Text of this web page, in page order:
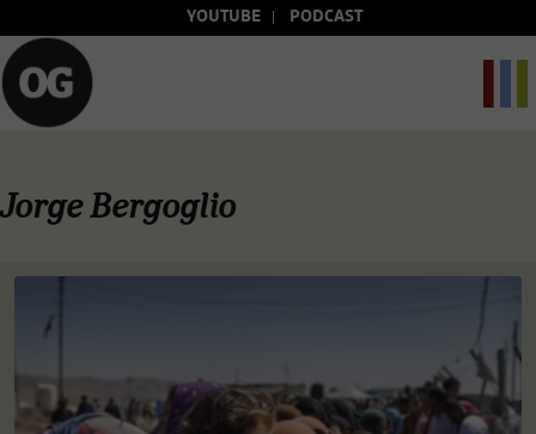
YOUTUBE PODCAST
Jorge Bergoglio